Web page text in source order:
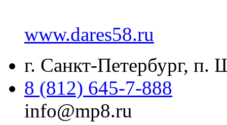
www.dares58.ru
г. Санкт-Петербург,
8 (812) 645-7-888
info@mp8.ru